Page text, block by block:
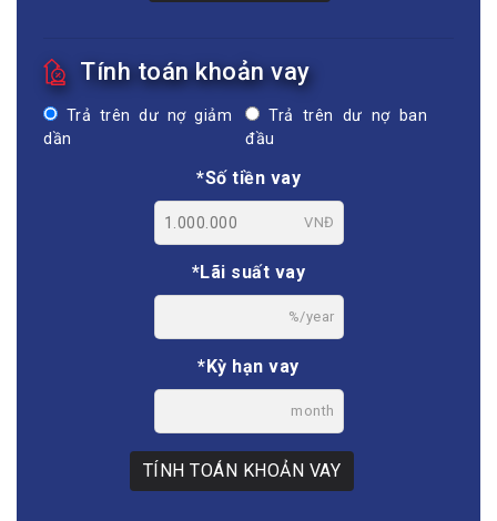
Tính toán khoản vay
Trả trên dư nợ giảm
dần
Trả trên dư nợ ban
đầu
*Số tiền vay
VNĐ
*Lãi suất vay
%/year
*Kỳ hạn vay
month
TÍNH TOÁN KHOẢN VAY